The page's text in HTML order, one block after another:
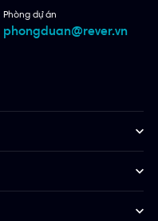
Phòng dự án
phongduan@rever.vn